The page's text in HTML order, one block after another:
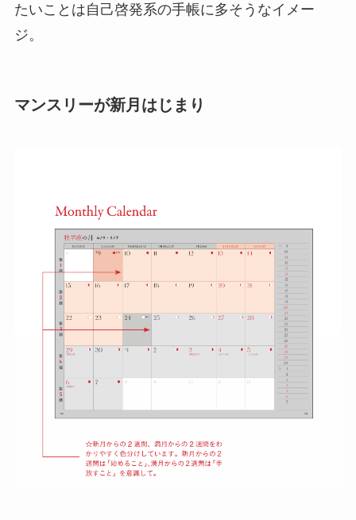
たいことは自己啓発系の手帳に多そうなイメー
ジ。
マンスリーが新月はじまり